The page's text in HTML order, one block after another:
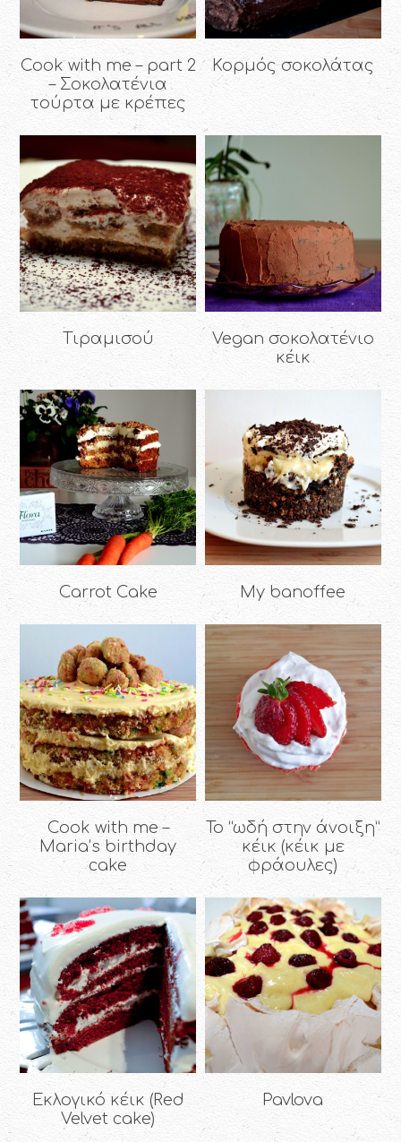
Cook with me – part 2
– Σοκολατένια
τούρτα με κρέπες
Κορμός σοκολάτας
Τιραμισού
Vegan σοκολατένιο
κέικ
Carrot Cake My banoffee
Cook with me –
Maria’s birthday
cake
To “ωδή στην άνοιξη”
κέικ (κέικ με
φράουλες)
Εκλογικό κέικ (Red
Velvet cake)
Pavlova